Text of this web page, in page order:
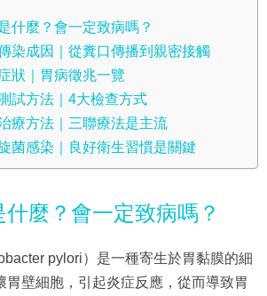
什麼？會一定致病嗎？
染成因｜從糞口傳播到親密接觸
狀｜胃病徵兆一覽
試方法｜4大檢查方式
療方法｜三聯療法是主流
菌感染｜良好衛生習慣是關鍵
麼？會一定致病嗎？
pylori）是一種寄生於胃黏膜的細
胃壁細胞，引起炎症反應，從而導致胃